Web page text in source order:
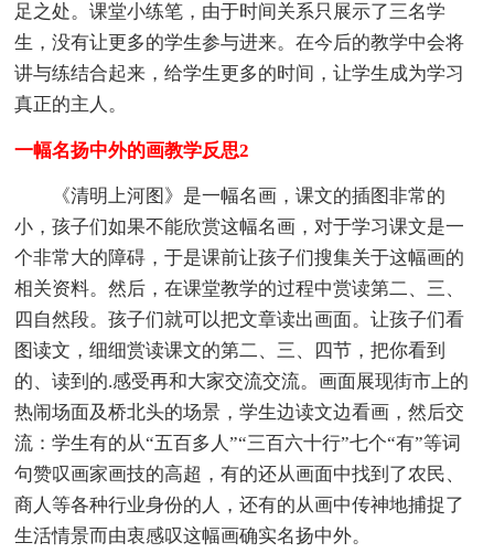
足之处。课堂小练笔，由于时间关系只展示了三名学
生，没有让更多的学生参与进来。在今后的教学中会将
讲与练结合起来，给学生更多的时间，让学生成为学习
真正的主人。
一幅名扬中外的画教学反思2
《清明上河图》是一幅名画，课文的插图非常的
小，孩子们如果不能欣赏这幅名画，对于学习课文是一
个非常大的障碍，于是课前让孩子们搜集关于这幅画的
相关资料。然后，在课堂教学的过程中赏读第二、三、
四自然段。孩子们就可以把文章读出画面。让孩子们看
图读文，细细赏读课文的第二、三、四节，把你看到
的、读到的.感受再和大家交流交流。画面展现街市上的
热闹场面及桥北头的场景，学生边读文边看画，然后交
流：学生有的从“五百多人”“三百六十行”七个“有”等词
句赞叹画家画技的高超，有的还从画面中找到了农民、
商人等各种行业身份的人，还有的从画中传神地捕捉了
生活情景而由衷感叹这幅画确实名扬中外。